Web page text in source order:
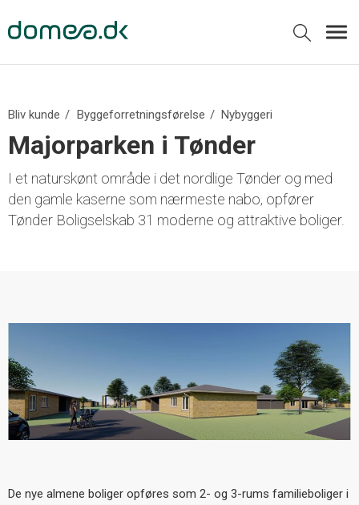
Bliv kunde Byggeforretningsførelse Nybyggeri
Majorparken i Tønder
I et naturskønt område i det nordlige Tønder og med
den gamle kaserne som nærmeste nabo, opfører
Tønder Boligselskab 31 moderne og attraktive boliger.
De nye almene boliger opføres som 2- og 3-rums familieboliger i